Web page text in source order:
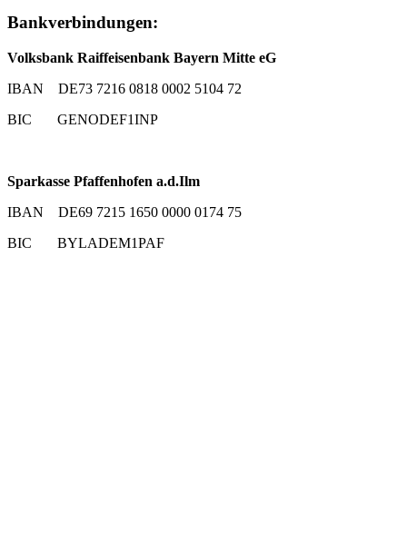
Bankverbindungen:
Volksbank Raiffeisenbank Bayern Mitte eG
IBAN DE73 7216 0818 0002 5104 72
BIC GENODEF1INP
Sparkasse Pfaffenhofen a.d.Ilm
IBAN DE69 7215 1650 0000 0174 75
BIC BYLADEM1PAF